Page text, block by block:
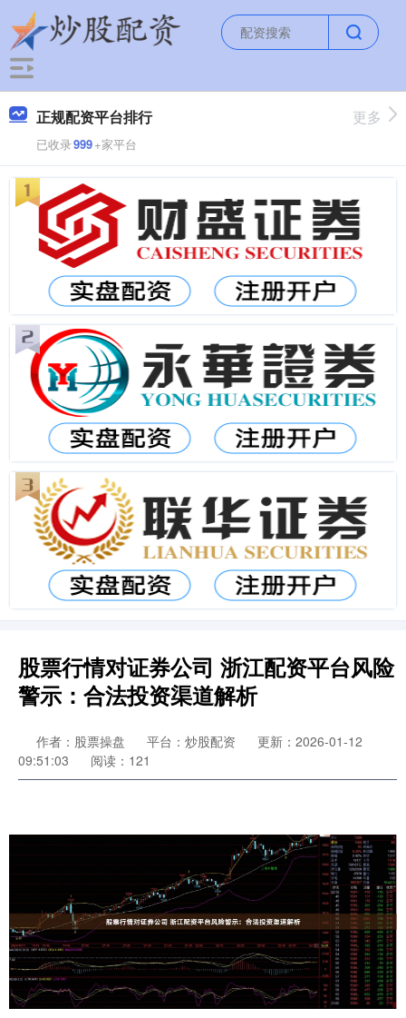
正规配资平台排行
已收录999+家平台
更多
股票行情对证券公司 浙江配资平台风险
警示：合法投资渠道解析
作者：股票操盘 平台：炒股配资
更新：2026-01-12
09:51:03
阅读：121